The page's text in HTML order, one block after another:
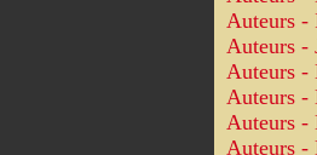
Auteurs -
Auteurs -
Auteurs -
Auteurs -
Auteurs -
Auteurs -